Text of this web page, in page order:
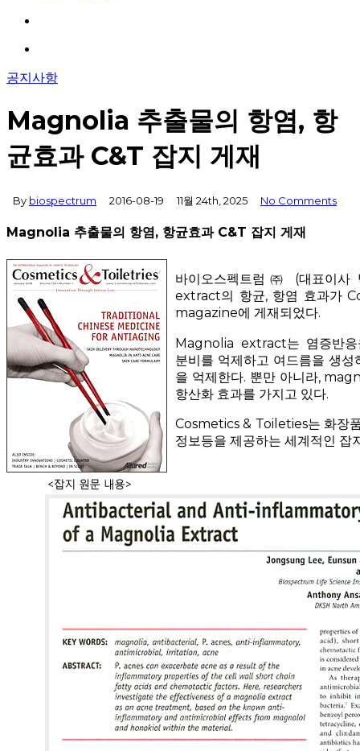
공지사항
Magnolia 추출물의 항염, 항
균효과 C&T 잡지 게재
By biospectrum 2016-08-19 11월 24th, 2025 No Comments
Magnolia 추출물의 항염, 항균효과 C&T 잡지 게재
바이오스펙트럼㈜ (대표이
extract의 항균, 항염 효과가
magazine에 게재되었다.
Magnolia extract는 염증반
분비를 억제하고 여드름을 생
을 억제한다. 뿐만 아니라,
항산화 효과를 가지고 있다.
Cosmetics & Toileties는 화장
정보등을 제공하는 세계적인 잡